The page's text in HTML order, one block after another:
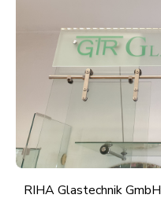
RIHA Glastechnik GmbH